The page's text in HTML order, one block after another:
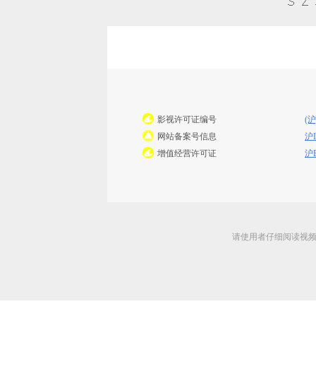
影视许可证编号
网站备案号信息
增值经营许可证
(
沪
沪
请使用者仔细阅读视